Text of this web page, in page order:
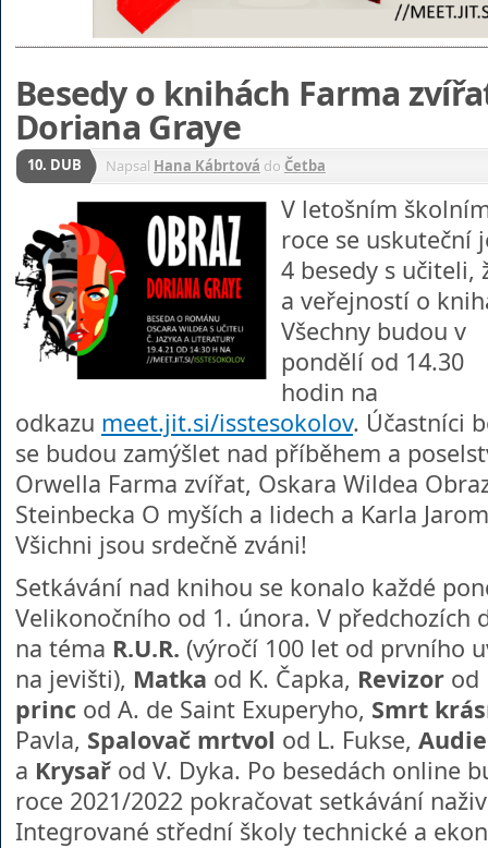
Besedy o knihách Farma
Doriana Graye
10. DUB Napsal Hana Kábrtová do Četba
V letošním
roce se uskuteční
4 besedy s učiteli,
a veřejností o
Všechny budou v
pondělí od 14.30
hodin na
odkazu meet.jit.si/isstesokolov. Účastníci
se budou zamýšlet nad příběhem a
Orwella Farma zvířat, Oskara Wildea
Steinbecka O myších a lidech a Karla
Všichni jsou srdečně zváni!
Setkávání nad knihou se konalo každé
Velikonočního od 1. února. V předchozích
na téma R.U.R. (výročí 100 let od prvního
na jevišti), Matka od K. Čapka, Revizor od
princ od A. de Saint Exuperyho, Smrt
Pavla, Spalovač mrtvol od L. Fukse,
a Krysař od V. Dyka. Po besedách online
roce 2021/2022 pokračovat setkávání
Integrované střední školy technické a